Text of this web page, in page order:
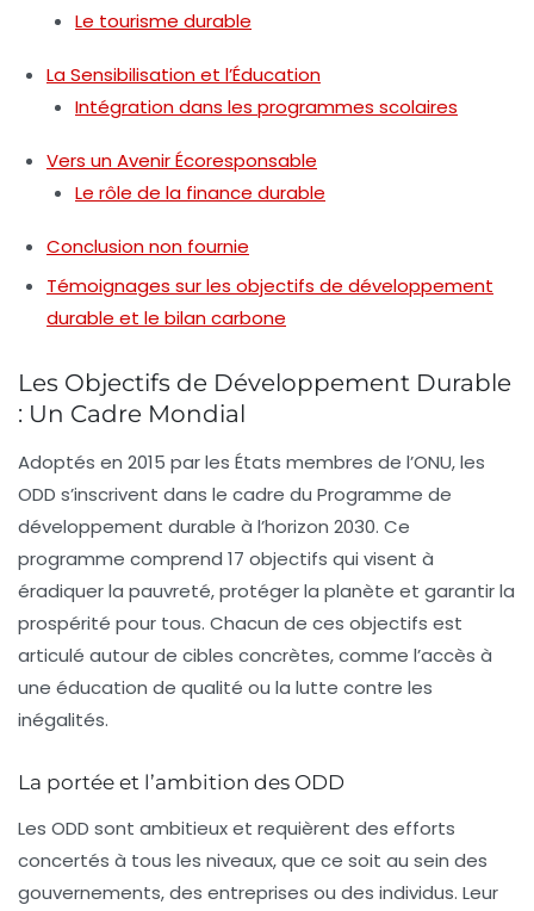
Le tourisme durable
La Sensibilisation et l’Éducation
Intégration dans les programmes scolaires
Vers un Avenir Écoresponsable
Le rôle de la finance durable
Conclusion non fournie
Témoignages sur les objectifs de développement
durable et le bilan carbone
Les Objectifs de Développement Durable
: Un Cadre Mondial
Adoptés en 2015 par les États membres de l’ONU, les
ODD s’inscrivent dans le cadre du Programme de
développement durable à l’horizon 2030. Ce
programme comprend 17 objectifs qui visent à
éradiquer la pauvreté, protéger la planète et garantir la
prospérité pour tous. Chacun de ces objectifs est
articulé autour de cibles concrètes, comme l’accès à
une éducation de qualité ou la lutte contre les
inégalités.
La portée et l’ambition des ODD
Les ODD sont ambitieux et requièrent des efforts
concertés à tous les niveaux, que ce soit au sein des
gouvernements, des entreprises ou des individus. Leur